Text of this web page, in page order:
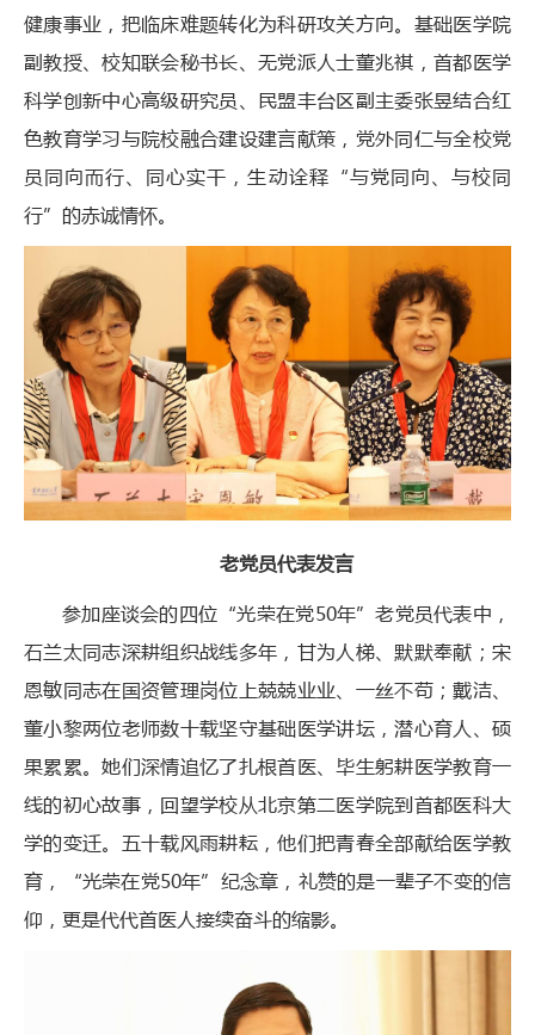
健康事业，把临床难题转化为科研攻关方向。基础医学院
副教授、校知联会秘书长、无党派人士董兆祺，首都医学
科学创新中心高级研究员、民盟丰台区副主委张昱结合红
色教育学习与院校融合建设建言献策，党外同仁与全校党
员同向而行、同心实干，生动诠释“与党同向、与校同
行”的赤诚情怀。
老党员代表发言
参加座谈会的四位“光荣在党50年”老党员代表中，
石兰太同志深耕组织战线多年，甘为人梯、默默奉献；宋
恩敏同志在国资管理岗位上兢兢业业、一丝不苟；戴洁、
董小黎两位老师数十载坚守基础医学讲坛，潜心育人、硕
果累累。她们深情追忆了扎根首医、毕生躬耕医学教育一
线的初心故事，回望学校从北京第二医学院到首都医科大
学的变迁。五十载风雨耕耘，他们把青春全部献给医学教
育，“光荣在党50年”纪念章，礼赞的是一辈子不变的信
仰，更是代代首医人接续奋斗的缩影。